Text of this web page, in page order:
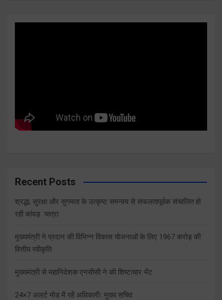
Recent Posts
श्रद्धा, सुरक्षा और सुगमता के उत्कृष्ट समन्वय से सफलतापूर्वक संचालित हो
रही कांवड़ यात्रा
मुख्यमंत्री ने प्रदान की विभिन्न विकास योजनाओं के लिए 1967 करोड़ की
वित्तीय स्वीकृति
मुख्यमंत्री से महानिदेशक एनसीसी ने की शिष्टाचार भेंट
24×7 अलर्ट मोड में रहें अधिकारीः मुख्य सचिव